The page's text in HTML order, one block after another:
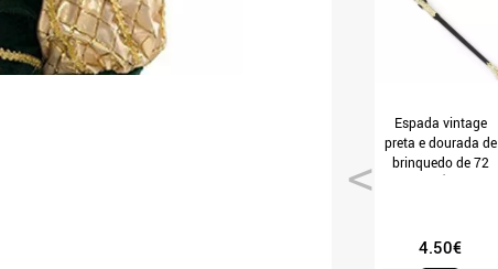
Espada vintage
preta e dourada de
brinquedo de 72
4.50€